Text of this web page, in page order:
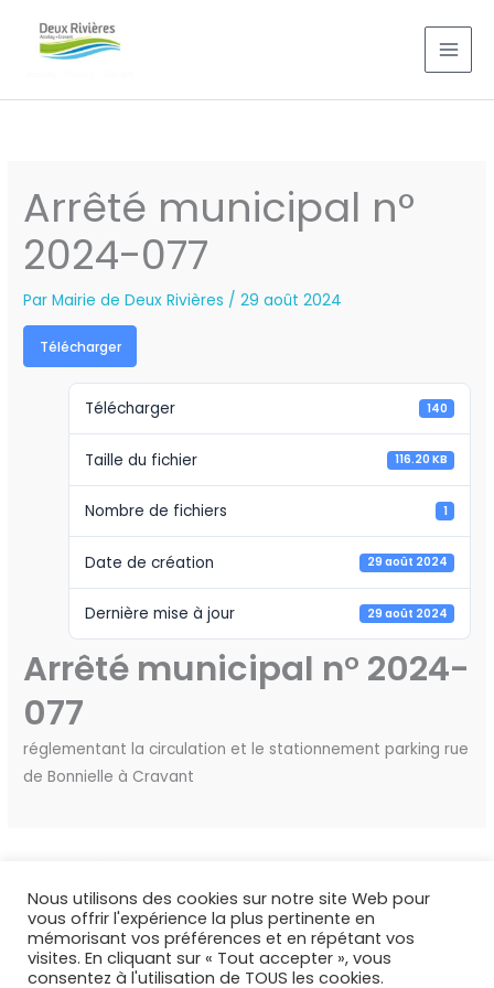
Arrêté municipal n°
2024-077
ParMairie de Deux Rivières /29 août 2024
Télécharger
Télécharger 140
Taille du fichier 116.20 KB
Nombre de fichiers 1
Date de création 29 août 2024
Dernière mise à jour 29 août 2024
Arrêté municipal n° 2024-
077
réglementant la circulation et le stationnement parking rue
de Bonnielle à Cravant
Nous utilisons des cookies sur notre site Web pour
vous offrir l'expérience la plus pertinente en
mémorisant vos préférences et en répétant vos
visites. En cliquant sur « Tout accepter », vous
consentez à l'utilisation de TOUS les cookies.